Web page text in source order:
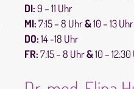
DI:9 – 11 Uhr
MI:7:15 – 8 Uhr&10 – 13 Uhr
DO:14 -18 Uhr
FR:7:15 – 8 Uhr&10 –